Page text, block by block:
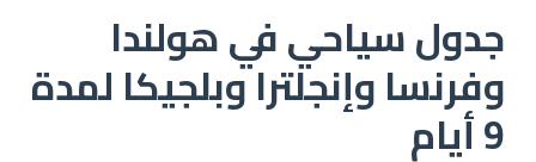
جدول سياحي في هولندا
وفرنسا وإنجلترا وبلجيكا لمدة
9 أيام